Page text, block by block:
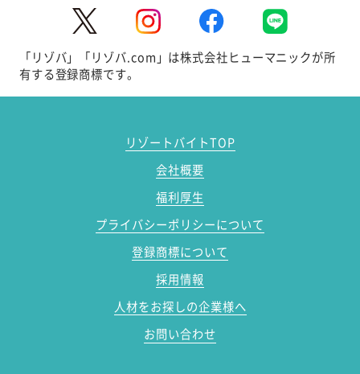
「リゾバ」「リゾバ.com」は株式会社ヒューマニックが所
有する登録商標です。
リゾートバイトTOP
会社概要
福利厚生
プライバシーポリシーについて
登録商標について
採用情報
人材をお探しの企業様へ
お問い合わせ